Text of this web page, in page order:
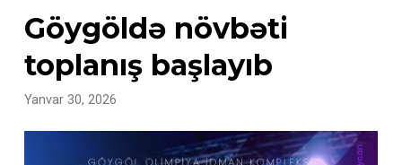
Göygöldə növbəti
toplanış başlayıb
Yanvar 30, 2026